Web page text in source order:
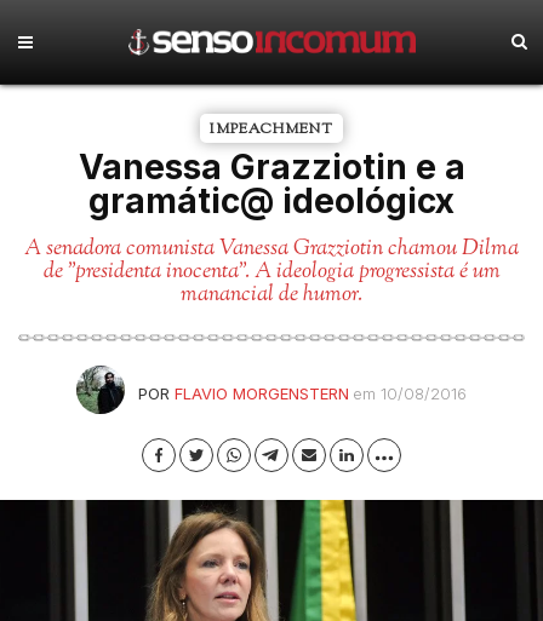
IMPEACHMENT
Vanessa Grazziotin e a
gramátic@ ideológicx
A senadora comunista Vanessa Grazziotin chamou Dilma
de "presidenta inocenta". A ideologia progressista é um
manancial de humor.
POR FLAVIO MORGENSTERN em 10/08/2016